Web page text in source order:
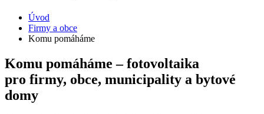
Úvod
Firmy a obce
Komu pomáháme
Komu pomáháme – fotovoltaika
pro firmy, obce, municipality a bytové
domy